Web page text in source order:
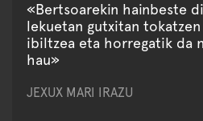
«Bertsoarekin hainbeste
lekuetan gutxitan tokatzen
ibiltzea eta horregatik da
hau»
JEXUX MARI IRAZU